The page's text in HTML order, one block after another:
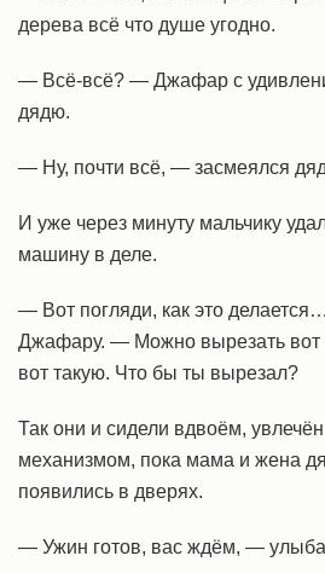
дерева всё что душе угодно.
— Всё-всё? — Джафар с
дядю.
— Ну, почти всё, — засмеялся
И уже через минуту мальчику
машину в деле.
— Вот погляди, как это
Джафару. — Можно вырезать вот
вот такую. Что бы ты вырезал?
Так они и сидели вдвоём,
механизмом, пока мама и жена
появились в дверях.
— Ужин готов, вас ждём, —